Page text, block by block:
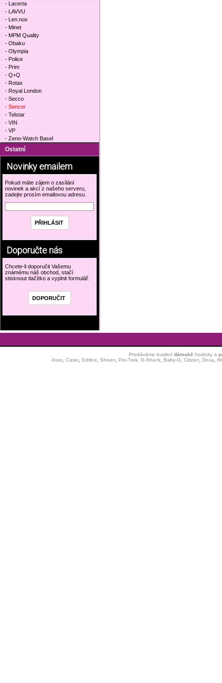
- Lacerta
- LAVVU
- Len.nox
- Minet
- MPM Quality
- Obaku
- Olympia
- Police
- Prim
- Q+Q
- Rotax
- Royal London
- Secco
- Sencor
- Telstar
- VIN
- VP
- Zeno-Watch Basel
Ostatní
Novinky emailem
Pokud máte zájem o zasílání
novinek a akcí z našeho serveru,
zadejte prosím emailovou adresu.
Doporučte nás
Chcete-li doporučit Vašemu
známému náš obchod, stačí
stisknout tlačítko a vyplnit formulář.
Prodáváme kvalitní dámské hodinkya
Asso
Casio Edifice Sheen Pro-Trek, G-Shock, Baby-G Citizen Doxa